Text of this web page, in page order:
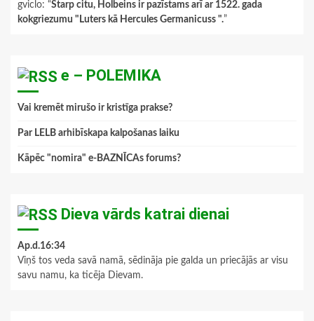
gviclo: “Starp citu, Holbeins ir pazīstams arī ar 1522. gada
kokgriezumu "Luters kā Hercules Germanicuss ".”
e – POLEMIKA
Vai kremēt mirušo ir kristīga prakse?
Par LELB arhibīskapa kalpošanas laiku
Kāpēc "nomira" e-BAZNĪCAs forums?
Dieva vārds katrai dienai
Ap.d.16:34
Viņš tos veda savā namā, sēdināja pie galda un priecājās ar visu
savu namu, ka ticēja Dievam.